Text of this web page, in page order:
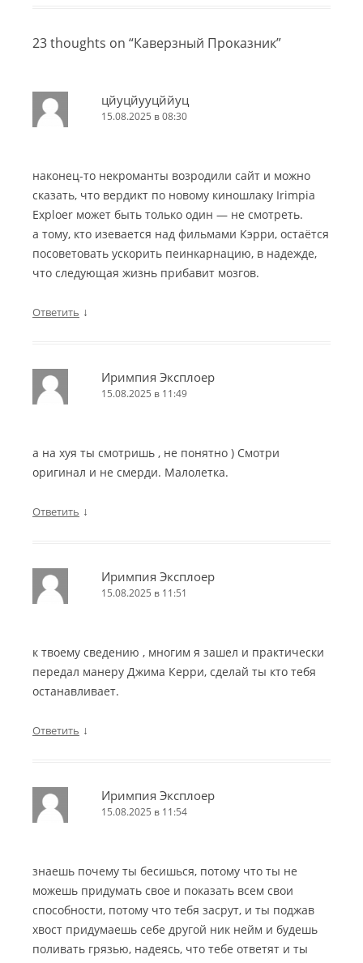
23 thoughts on “Каверзный Проказник”
цйуцйууцййуц
15.08.2025 в 08:30
наконец-то некроманты возродили сайт и можно
сказать, что вердикт по новому киношлаку Irimpia
Exploer может быть только один — не смотреть.
а тому, кто изевается над фильмами Кэрри, остаётся
посоветовать ускорить пеинкарнацию, в надежде,
что следующая жизнь прибавит мозгов.
Ответить ↓
Иримпия Эксплоер
15.08.2025 в 11:49
а на хуя ты смотришь , не понятно ) Смотри
оригинал и не смерди. Малолетка.
Ответить ↓
Иримпия Эксплоер
15.08.2025 в 11:51
к твоему сведению , многим я зашел и практически
передал манеру Джима Керри, сделай ты кто тебя
останавливает.
Ответить ↓
Иримпия Эксплоер
15.08.2025 в 11:54
знаешь почему ты бесишься, потому что ты не
можешь придумать свое и показать всем свои
способности, потому что тебя засрут, и ты поджав
хвост придумаешь себе другой ник нейм и будешь
поливать грязью, надеясь, что тебе ответят и ты